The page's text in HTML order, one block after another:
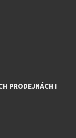
PRODEJNÁCH I